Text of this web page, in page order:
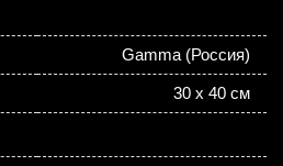
Gamma (Россия)
30 х 40 см